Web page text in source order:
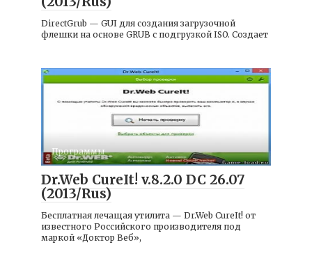
DirectGrub — GUI для создания загрузочной
флешки на основе GRUB с подгрузкой ISO. Создает
Программы
Dr.Web CureIt! v.8.2.0 DC 26.07
(2013/Rus)
Бесплатная лечащая утилита — Dr.Web CureIt! от
известного Российского производителя под
маркой «Доктор Веб»,